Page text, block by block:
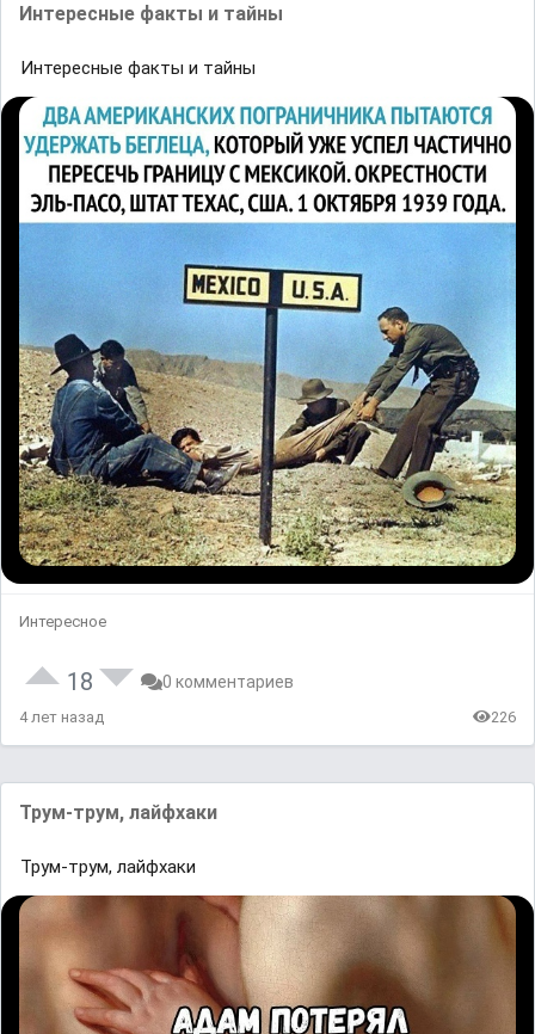
Интересные факты и тайны
Интересные факты и тайны
Интересное
18 0 комментариев
4 лет назад 226
Трум-трум, лайфхаки
Трум-трум, лайфхаки